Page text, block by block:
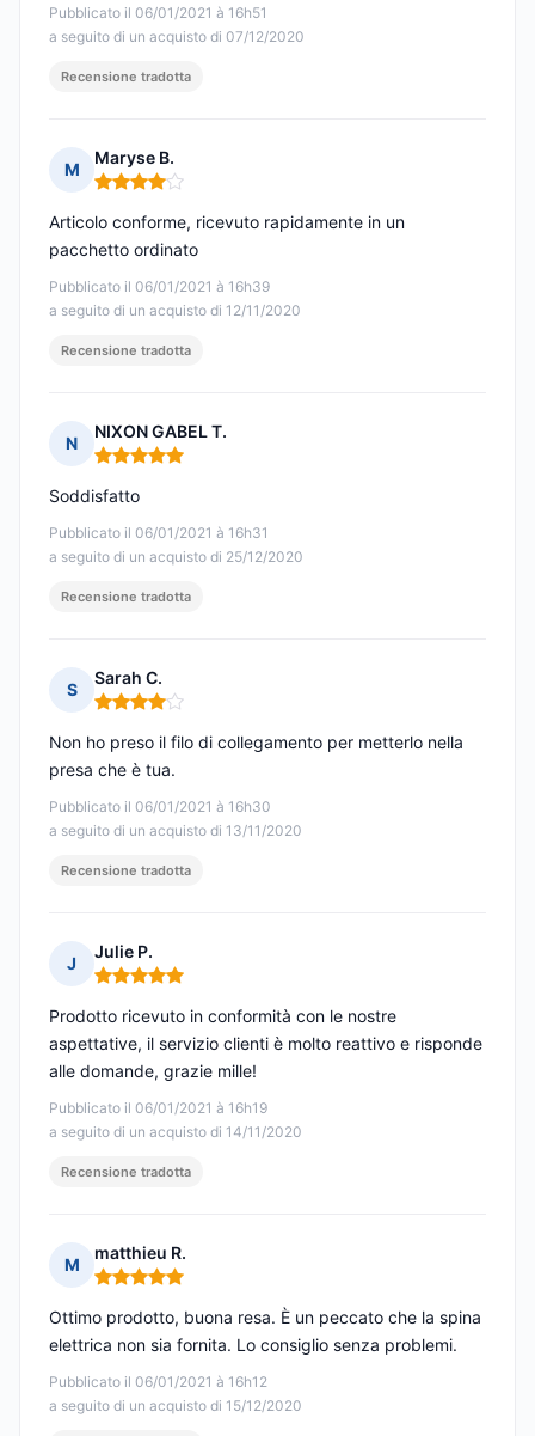
Pubblicato il 06/01/2021 à 16h51
a seguito di un acquisto di 07/12/2020
Recensione tradotta
M
Maryse B.
Nota: 4 su 5
Pubblicato il 06/01/2021 à 16h39
a seguito di un acquisto di 12/11/2020
Articolo conforme, ricevuto rapidamente in un
pacchetto ordinato
Recensione tradotta
N
NIXON GABEL T.
Nota: 5 su 5
Pubblicato il 06/01/2021 à 16h31
a seguito di un acquisto di 25/12/2020
Soddisfatto
Recensione tradotta
S
Sarah C.
Nota: 4 su 5
Pubblicato il 06/01/2021 à 16h30
a seguito di un acquisto di 13/11/2020
Non ho preso il filo di collegamento per metterlo nella
presa che è tua.
Recensione tradotta
J
Julie P.
Nota: 5 su 5
Pubblicato il 06/01/2021 à 16h19
a seguito di un acquisto di 14/11/2020
Prodotto ricevuto in conformità con le nostre
aspettative, il servizio clienti è molto reattivo e risponde
alle domande, grazie mille!
Recensione tradotta
M
matthieu R.
Nota: 5 su 5
Pubblicato il 06/01/2021 à 16h12
a seguito di un acquisto di 15/12/2020
Ottimo prodotto, buona resa. È un peccato che la spina
elettrica non sia fornita. Lo consiglio senza problemi.